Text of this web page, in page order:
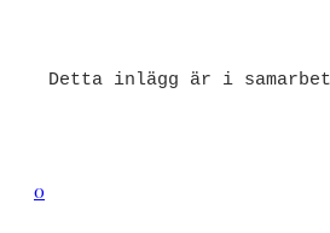
Detta inlägg är i
0